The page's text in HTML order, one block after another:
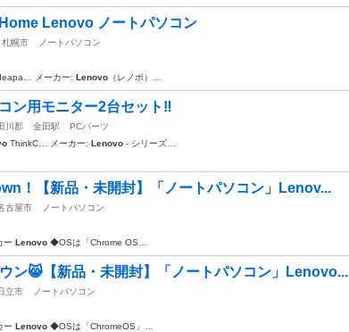
Lenovo ノートパソコン
札幌市
ノートパソコン
メーカー: Lenovo （レノボ） ​…
ン用モニター2台セット‼️
川郡 金田駅
PCパーツ
ThinkC… メーカー: Lenovo - シリーズ…
！【新品・未開封】「ノートパソコン」Lenov...
古屋市
ノートパソコン
ー Lenovo ◆OSは「Chrome OS…
ン😸【新品・未開封】「ノートパソコン」Lenovo...
立市
ノートパソコン
ー Lenovo ◆OSは「ChromeOS」…